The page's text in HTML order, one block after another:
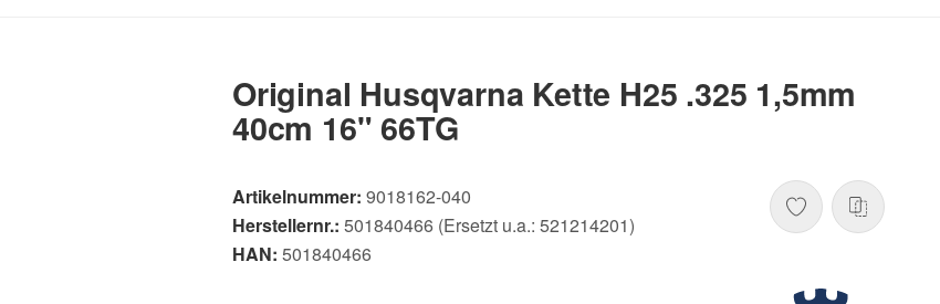
Original Husqvarna Kette H25 .325 1,5mm
40cm 16" 66TG
Artikelnummer: 9018162-040
Herstellernr.: 501840466 (Ersetzt u.a.: 521214201)
HAN: 501840466